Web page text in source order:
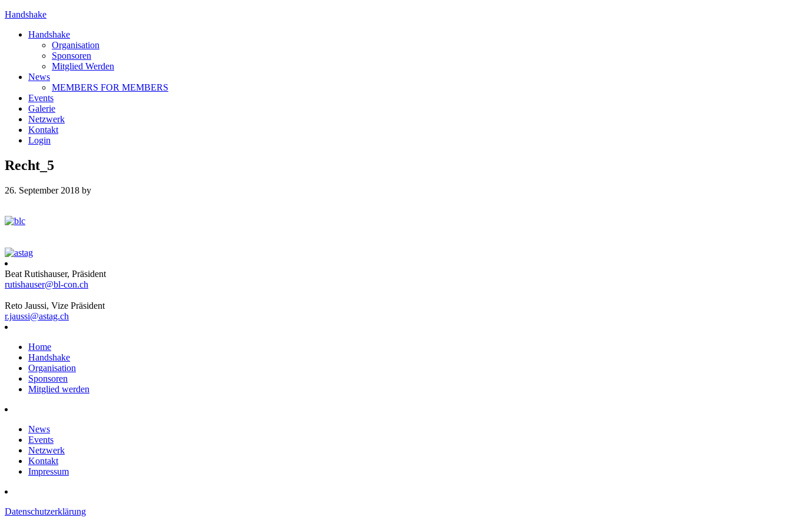
Handshake
Handshake
Organisation
Sponsoren
Mitglied Werden
News
MEMBERS FOR MEMBERS
Events
Galerie
Netzwerk
Kontakt
Login
Recht_5
26. September 2018 by
Beat Rutishauser, Präsident
rutishauser@bl-con.ch
Reto Jaussi, Vize Präsident
r.jaussi@astag.ch
Home
Handshake
Organisation
Sponsoren
Mitglied werden
News
Events
Netzwerk
Kontakt
Impressum
Datenschutzerklärung